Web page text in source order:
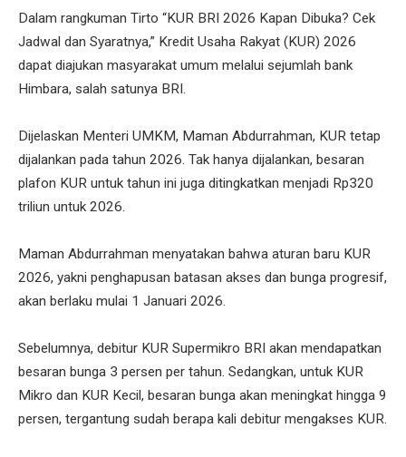
Dalam rangkuman Tirto “KUR BRI 2026 Kapan Dibuka? Cek
Jadwal dan Syaratnya,” Kredit Usaha Rakyat (KUR) 2026
dapat diajukan masyarakat umum melalui sejumlah bank
Himbara, salah satunya BRI.
Dijelaskan Menteri UMKM, Maman Abdurrahman, KUR tetap
dijalankan pada tahun 2026. Tak hanya dijalankan, besaran
plafon KUR untuk tahun ini juga ditingkatkan menjadi Rp320
triliun untuk 2026.
Maman Abdurrahman menyatakan bahwa aturan baru KUR
2026, yakni penghapusan batasan akses dan bunga progresif,
akan berlaku mulai 1 Januari 2026.
Sebelumnya, debitur KUR Supermikro BRI akan mendapatkan
besaran bunga 3 persen per tahun. Sedangkan, untuk KUR
Mikro dan KUR Kecil, besaran bunga akan meningkat hingga 9
persen, tergantung sudah berapa kali debitur mengakses KUR.